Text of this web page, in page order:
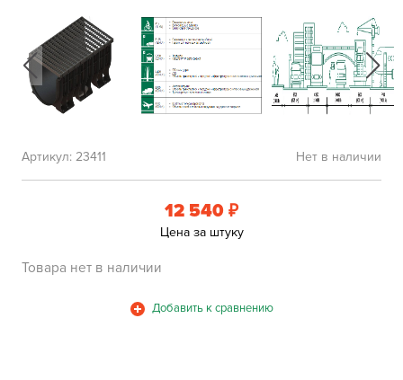
Нет в наличии
Артикул: 23411
12 540 ₽
Цена за штуку
Товара нет в наличии